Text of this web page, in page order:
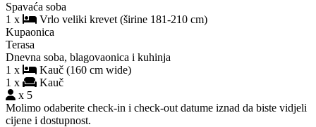
Spavaća soba
1 x
Vrlo veliki krevet (širine 181-210 cm)
Kupaonica
Terasa
Dnevna soba, blagovaonica i kuhinja
1 x
Kauč (160 cm wide)
1 x
Kauč
x 5
Molimo odaberite check-in i check-out datume iznad da biste vidjeli
cijene i dostupnost.